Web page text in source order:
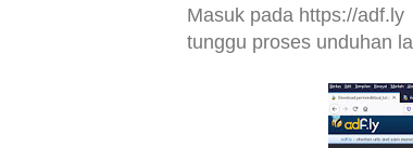
Masuk pada https://adf.ly
tunggu proses unduhan